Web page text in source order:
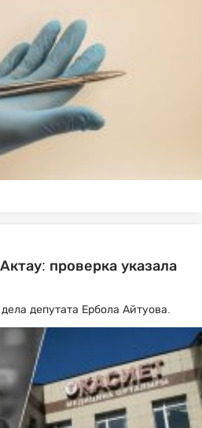
проверка указала
депутата Ербола Айтуова.